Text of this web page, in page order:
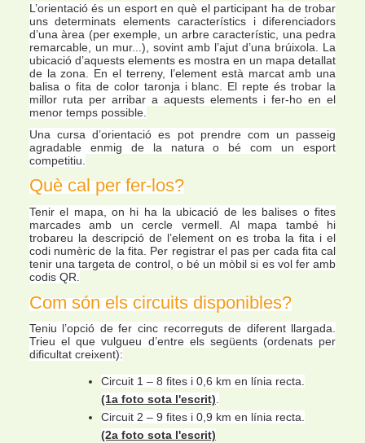
L’orientació és un esport en què el participant ha de trobar
uns determinats elements característics i diferenciadors
d’una àrea (per exemple, un arbre característic, una pedra
remarcable, un mur...), sovint amb l’ajut d’una brúixola. La
ubicació d’aquests elements es mostra en un mapa detallat
de la zona. En el terreny, l’element està marcat amb una
balisa o fita de color taronja i blanc. El repte és trobar la
millor ruta per arribar a aquests elements i fer-ho en el
menor temps possible.
Una cursa d’orientació es pot prendre com un passeig
agradable enmig de la natura o bé com un esport
competitiu.
Què cal per fer-los?
Tenir el mapa, on hi ha la ubicació de les balises o fites
marcades amb un cercle vermell. Al mapa també hi
trobareu la descripció de l’element on es troba la fita i el
codi numèric de la fita. Per registrar el pas per cada fita cal
tenir una targeta de control, o bé un mòbil si es vol fer amb
codis QR.
Com són els circuits disponibles?
Teniu l’opció de fer cinc recorreguts de diferent llargada.
Trieu el que vulgueu d’entre els següents (ordenats per
dificultat creixent):
Circuit 1 – 8 fites i 0,6 km en línia recta.
(1a foto sota l'escrit).
Circuit 2 – 9 fites i 0,9 km en línia recta.
(2a foto sota l'escrit)